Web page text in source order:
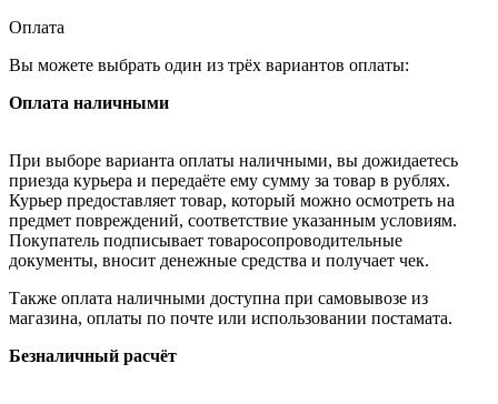
Оплата
Вы можете выбрать один из трёх вариантов оплаты:
Оплата наличными
При выборе варианта оплаты наличными, вы дожидаетесь
приезда курьера и передаёте ему сумму за товар в рублях.
Курьер предоставляет товар, который можно осмотреть на
предмет повреждений, соответствие указанным условиям.
Покупатель подписывает товаросопроводительные
документы, вносит денежные средства и получает чек.
Также оплата наличными доступна при самовывозе из
магазина, оплаты по почте или использовании постамата.
Безналичный расчёт